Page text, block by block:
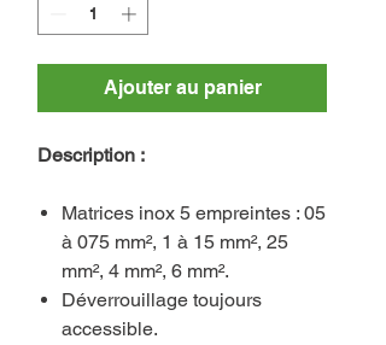
Ajouter au panier
Description :
Matrices inox 5 empreintes : 05
à 075 mm², 1 à 15 mm², 25
mm², 4 mm², 6 mm².
Déverrouillage toujours
accessible.